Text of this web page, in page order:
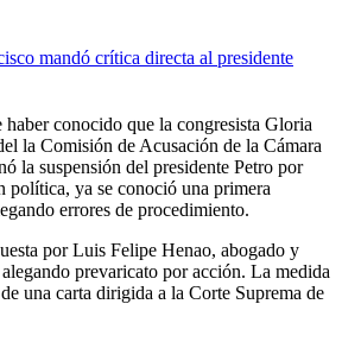
mandó crítica directa al presidente
haber conocido que la congresista Gloria
la Comisión de Acusación de la Cámara
la suspensión del presidente Petro por
política, ya se conoció una primera
errores de procedimiento.
por Luis Felipe Henao, abogado y
prevaricato por acción. La medida
una carta dirigida a la Corte Suprema de